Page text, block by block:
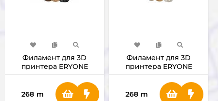
Филамент для 3D
принтера ERYONE
268 m
Филамент для 3D
принтера ERYONE
268 m